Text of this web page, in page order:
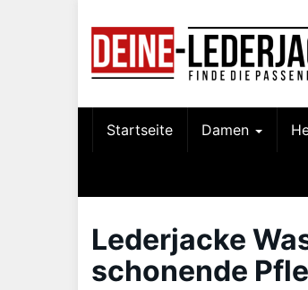
Startseite Damen
Lederjacke
schonende